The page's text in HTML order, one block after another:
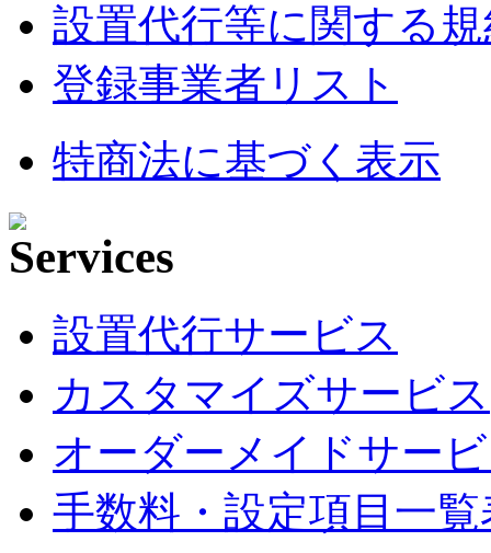
設置代行等に関する
登録事業者リスト
特商法に基づく表示
設置代行サービス
カスタマイズサービス
オーダーメイドサー
手数料・設定項目一覧